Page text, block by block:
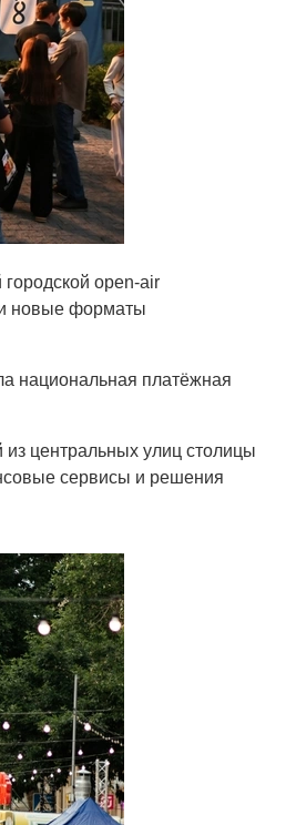
open-air
новые форматы
национальная платёжная
центральных улиц столицы
сервисы и решения